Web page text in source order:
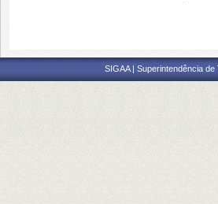
SIGAA | Superintendência